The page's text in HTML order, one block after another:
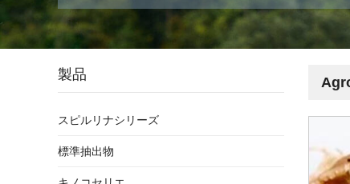
製品
スピルリナシリーズ
標準抽出物